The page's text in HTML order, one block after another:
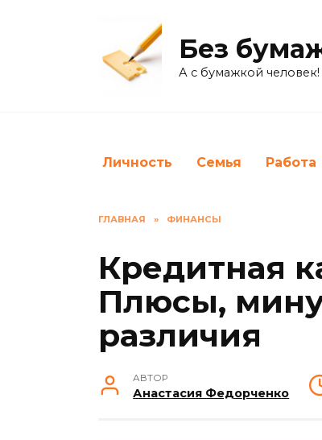
Без
А с бумажкой человек!
Личность Семья Работа
ГЛАВНАЯ » ФИНАНСЫ
Кредитная
Плюсы,
различия
АВТОР
Анастасия Федорченко